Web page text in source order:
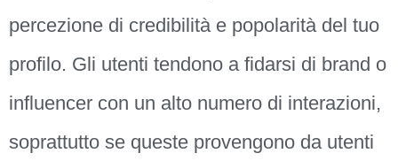
percezione di credibilità e popolarità del tuo
profilo. Gli utenti tendono a fidarsi di brand o
influencer con un alto numero di interazioni,
soprattutto se queste provengono da utenti